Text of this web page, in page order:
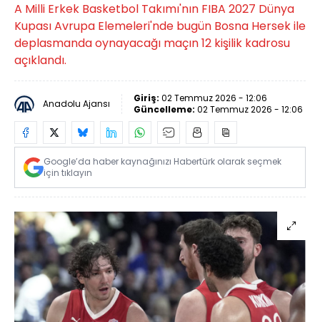
A Milli Erkek Basketbol Takımı'nın FIBA 2027 Dünya
Kupası Avrupa Elemeleri'nde bugün Bosna Hersek ile
deplasmanda oynayacağı maçın 12 kişilik kadrosu
açıklandı.
Anadolu Ajansı Giriş: 02 Temmuz 2026 - 12:06
Güncelleme: 02 Temmuz 2026 - 12:06
Google’da haber kaynağınızı Habertürk olarak seçmek
için tıklayın